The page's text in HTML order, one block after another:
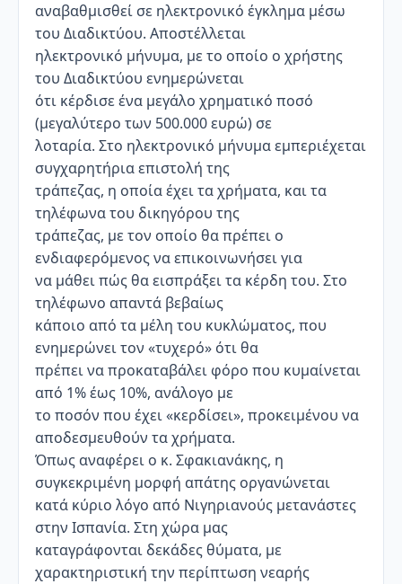
αναβαθμισθεί σε ηλεκτρονικό έγκλημα μέσω
του Διαδικτύου. Αποστέλλεται
ηλεκτρονικό μήνυμα, με το οποίο ο χρήστης
του Διαδικτύου ενημερώνεται
ότι κέρδισε ένα μεγάλο χρηματικό ποσό
(μεγαλύτερο των 500.000 ευρώ) σε
λοταρία. Στο ηλεκτρονικό μήνυμα εμπεριέχεται
συγχαρητήρια επιστολή της
τράπεζας, η οποία έχει τα χρήματα, και τα
τηλέφωνα του δικηγόρου της
τράπεζας, με τον οποίο θα πρέπει ο
ενδιαφερόμενος να επικοινωνήσει για
να μάθει πώς θα εισπράξει τα κέρδη του. Στο
τηλέφωνο απαντά βεβαίως
κάποιο από τα μέλη του κυκλώματος, που
ενημερώνει τον «τυχερό» ότι θα
πρέπει να προκαταβάλει φόρο που κυμαίνεται
από 1% έως 10%, ανάλογο με
το ποσόν που έχει «κερδίσει», προκειμένου να
αποδεσμευθούν τα χρήματα.
Όπως αναφέρει ο κ. Σφακιανάκης, η
συγκεκριμένη μορφή απάτης οργανώνεται
κατά κύριο λόγο από Νιγηριανούς μετανάστες
στην Ισπανία. Στη χώρα μας
καταγράφονται δεκάδες θύματα, με
χαρακτηριστική την περίπτωση νεαρής